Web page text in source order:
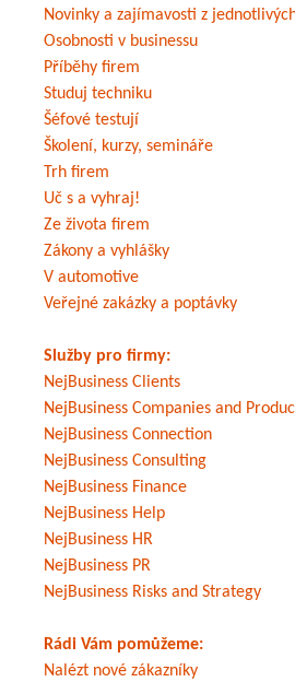
Novinky a zajímavosti z
Osobnosti v businessu
Příběhy firem
Studuj techniku
Šéfové testují
Školení, kurzy, semináře
Trh firem
Uč s a vyhraj!
Ze života firem
Zákony a vyhlášky
V automotive
Veřejné zakázky a poptávky
Služby pro firmy:
NejBusiness Clients
NejBusiness Companies and
NejBusiness Connection
NejBusiness Consulting
NejBusiness Finance
NejBusiness Help
NejBusiness HR
NejBusiness PR
NejBusiness Risks and Strategy
Rádi Vám pomůžeme:
Nalézt nové zákazníky